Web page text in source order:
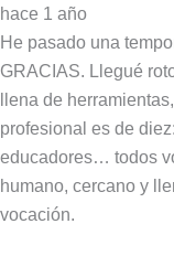
hace 1 año
He pasado una
GRACIAS. Llegué
llena de
profesional es de
educadores… todos
humano, cercano y
vocación.